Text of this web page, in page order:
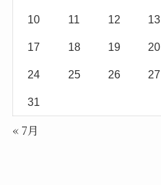
10 11 12 13
17 18 19 20
24 25 26 27
31
« 7月